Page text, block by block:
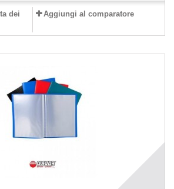
dei
Aggiungi al comparatore